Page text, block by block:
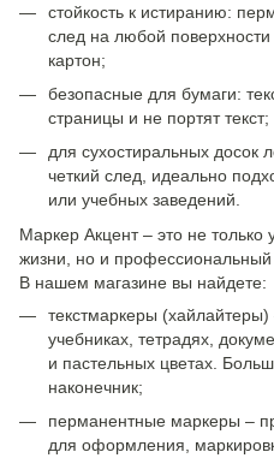
стойкость к истиранию:
след на любой поверхности
картон;
безопасные для бумаги:
страницы и не портят текст;
для сухостиральных досок
четкий след, идеально
или учебных заведений.
Маркер Акцент – это не только
жизни, но и
В нашем магазине вы найдете:
текстмаркеры
учебниках, тетрадях,
и пастельных цветах.
наконечник;
перманентные маркеры –
для оформления,